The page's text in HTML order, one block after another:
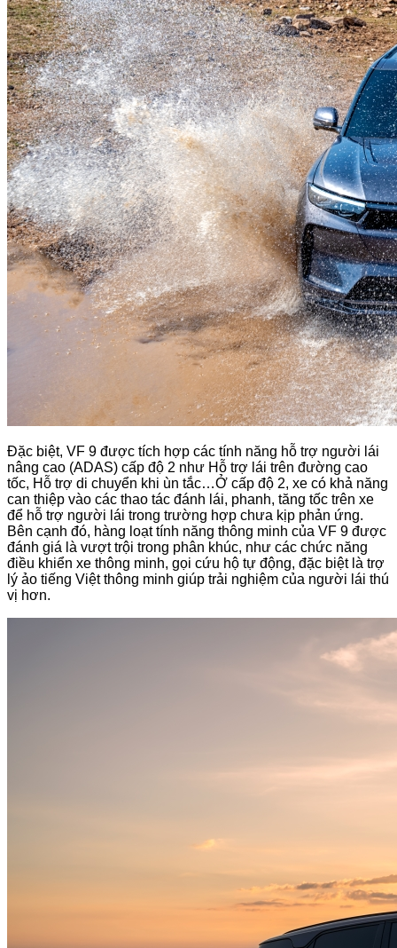
Đặc biệt, VF 9 được tích hợp các tính năng hỗ trợ người lái
nâng cao (ADAS) cấp độ 2 như Hỗ trợ lái trên đường cao
tốc, Hỗ trợ di chuyển khi ùn tắc…Ở cấp độ 2, xe có khả năng
can thiệp vào các thao tác đánh lái, phanh, tăng tốc trên xe
để hỗ trợ người lái trong trường hợp chưa kịp phản ứng.
Bên cạnh đó, hàng loạt tính năng thông minh của VF 9 được
đánh giá là vượt trội trong phân khúc, như các chức năng
điều khiển xe thông minh, gọi cứu hộ tự động, đặc biệt là trợ
lý ảo tiếng Việt thông minh giúp trải nghiệm của người lái thú
vị hơn.